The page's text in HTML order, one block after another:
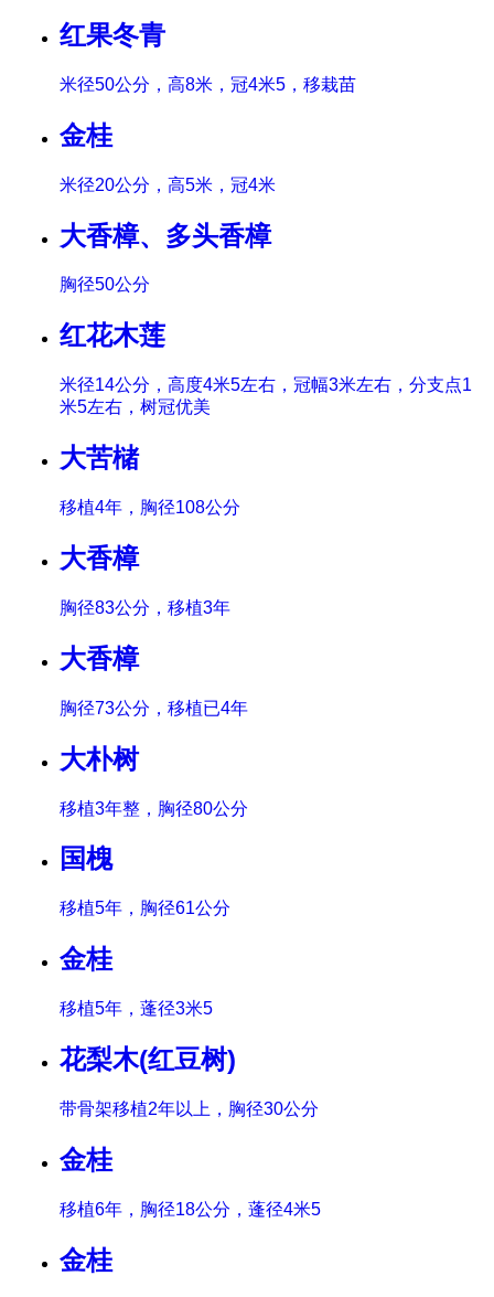
红果冬青
米径50公分，高8米，冠4米5，移栽苗
金桂
米径20公分，高5米，冠4米
大香樟、多头香樟
胸径50公分
红花木莲
米径14公分，高度4米5左右，冠幅3米左右，分支点1
米5左右，树冠优美
大苦槠
移植4年，胸径108公分
大香樟
胸径83公分，移植3年
大香樟
胸径73公分，移植已4年
大朴树
移植3年整，胸径80公分
国槐
移植5年，胸径61公分
金桂
移植5年，蓬径3米5
花梨木(红豆树)
带骨架移植2年以上，胸径30公分
金桂
移植6年，胸径18公分，蓬径4米5
金桂